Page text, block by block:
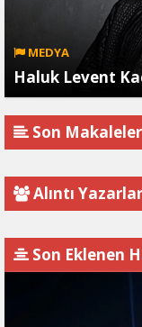
MEDYA
Haluk Levent
Son Makaleler
Alıntı Yazarlar
Son Eklenen